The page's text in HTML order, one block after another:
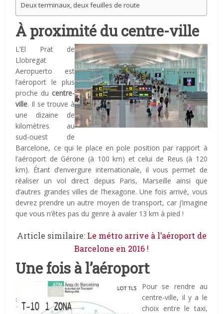
Deux terminaux, deux feuilles de route
À proximité du centre-ville
L’El Prat de
Llobregat
Aeropuerto est
l’aéroport le plus
proche du centre-
ville. Il se trouve à
une dizaine de
kilomètres au
sud-ouest de
Barcelone, ce qui le place en pole position par rapport à
l’aéroport de Gérone (à 100 km) et celui de Reus (à 120
km). Étant d’envergure internationale, il vous permet de
réaliser un vol direct depuis Paris, Marseille ainsi que
d’autres grandes villes de l’hexagone. Une fois arrivé, vous
devrez prendre un autre moyen de transport, car j’imagine
que vous n’êtes pas du genre à avaler 13 km à pied !
Article similaire: Le métro arrive à l’aéroport de
Barcelone en 2016 !
Une fois à l’aéroport
Pour se rendre au
centre-ville, il y a le
choix entre le taxi,